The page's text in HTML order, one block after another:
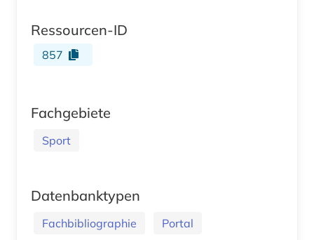
Ressourcen-ID
857
Fachgebiete
Sport
Datenbanktypen
Fachbibliographie Portal